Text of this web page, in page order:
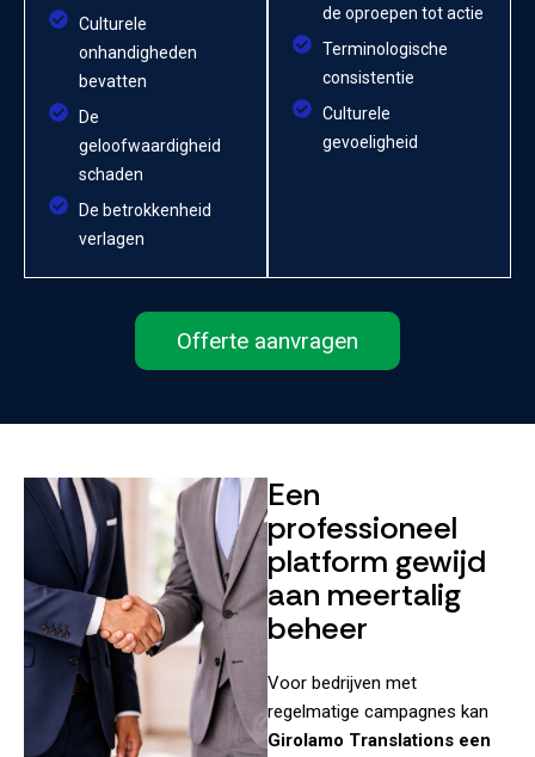
Culturele
onhandigheden
bevatten
De
geloofwaardigheid
schaden
De betrokkenheid
verlagen
de oproepen tot actie
Terminologische
consistentie
Culturele
gevoeligheid
Offerte aanvragen
Een
professioneel
platform gewijd
aan meertalig
beheer
Voor bedrijven met
regelmatige campagnes kan
Girolamo Translations een